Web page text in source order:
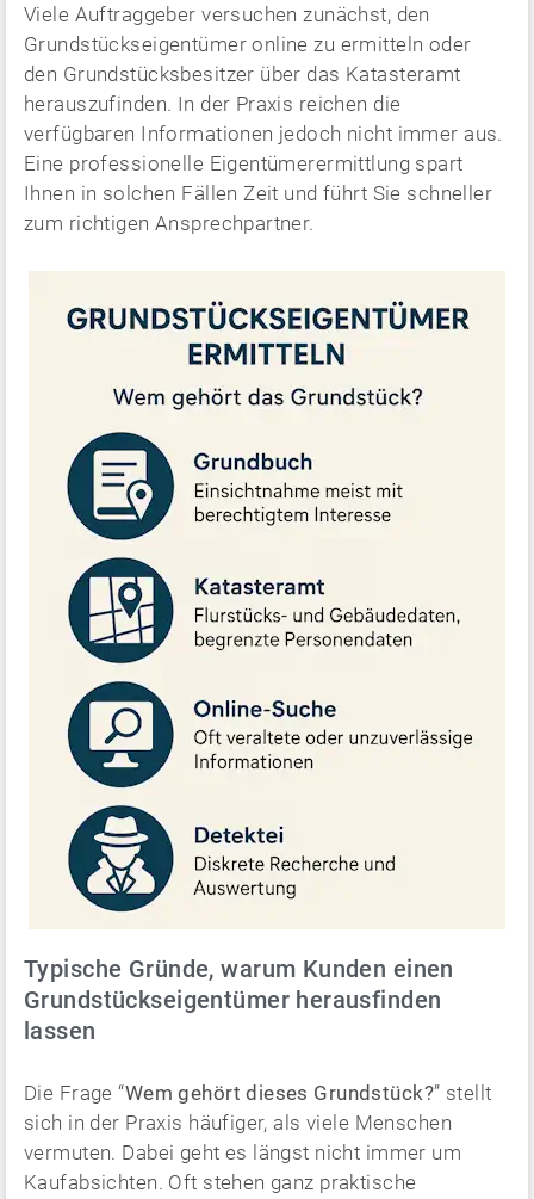
Viele Auftraggeber versuchen zunächst, den
Grundstückseigentümer online zu ermitteln oder
den Grundstücksbesitzer über das Katasteramt
herauszufinden. In der Praxis reichen die
verfügbaren Informationen jedoch nicht immer aus.
Eine professionelle Eigentümerermittlung spart
Ihnen in solchen Fällen Zeit und führt Sie schneller
zum richtigen Ansprechpartner.
Typische Gründe, warum Kunden einen
Grundstückseigentümer herausfinden
lassen
Die Frage “Wem gehört dieses Grundstück?” stellt
sich in der Praxis häufiger, als viele Menschen
vermuten. Dabei geht es längst nicht immer um
Kaufabsichten. Oft stehen ganz praktische